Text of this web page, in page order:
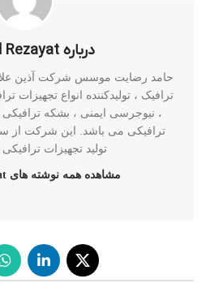
درباره Hamed Rezayat
حامد رضایت موسس شرکت آذین علائم
ترافیک ، تولیدکننده انواع تجهیزات
، نیوجرسی ایمنی ، بشکه ترافیکی ،
تولید تجهیزات
مشاهده همه نوشته های Hamed Rezayat